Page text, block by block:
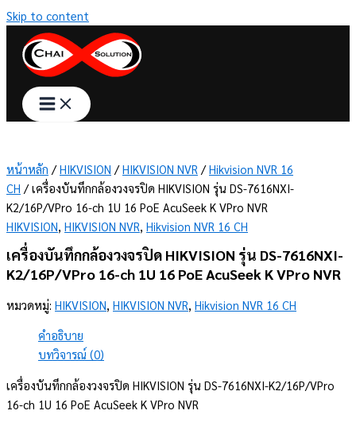
Skip to content
หน้าหลัก /HIKVISION /HIKVISION NVR /Hikvision NVR 16
CH / เครื่องบันทึกกล้องวงจรปิด HIKVISION รุ่น DS-7616NXI-
K2/16P/VPro 16-ch 1U 16 PoE AcuSeek K VPro NVR
HIKVISION, HIKVISION NVR, Hikvision NVR 16 CH
เครื่องบันทึกกล้องวงจรปิด HIKVISION รุ่น DS-7616NXI-
K2/16P/VPro 16-ch 1U 16 PoE AcuSeek K VPro NVR
หมวดหมู่: HIKVISION HIKVISION NVR Hikvision NVR 16 CH
คำอธิบาย
บทวิจารณ์ (0)
เครื่องบันทึกกล้องวงจรปิด HIKVISION รุ่น DS-7616NXI-K2/16P/VPro
16-ch 1U 16 PoE AcuSeek K VPro NVR